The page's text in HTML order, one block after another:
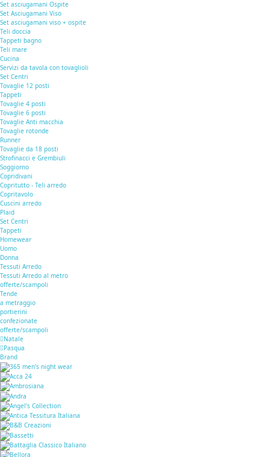
Set asciugamani Ospite
Set Asciugamani Viso
Set asciugamani viso + ospite
Teli doccia
Tappeti bagno
Teli mare
Cucina
Servizi da tavola con tovaglioli
Set Centri
Tovaglie 12 posti
Tappeti
Tovaglie 4 posti
Tovaglie 6 posti
Tovaglie Anti macchia
Tovaglie rotonde
Runner
Tovaglie da 18 posti
Strofinacci e Grembiuli
Soggiorno
Copridivani
Copritutto - Teli arredo
Copritavolo
Cuscini arredo
Plaid
Set Centri
Tappeti
Homewear
Uomo
Donna
Tessuti Arredo
Tessuti Arredo al metro
offerte/scampoli
Tende
a metraggio
portierini
confezionate
offerte/scampoli
Natale
Pasqua
Brand